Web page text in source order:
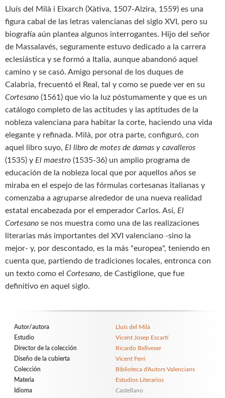
Lluís del Milà i Eixarch (Xàtiva, 1507-Alzira, 1559) es una
figura cabal de las letras valencianas del siglo XVI, pero su
biografía aún plantea algunos interrogantes. Hijo del señor
de Massalavés, seguramente estuvo dedicado a la carrera
eclesiástica y se formó a Italia, aunque abandonó aquel
camino y se casó. Amigo personal de los duques de
Calabria, frecuentó el Real, tal y como se puede ver en su
Cortesano (1561) que vio la luz póstumamente y que es un
catálogo completo de las actitudes y las aptitudes de la
nobleza valenciana para habitar la corte, haciendo una vida
elegante y refinada. Milà, por otra parte, configuró, con
aquel libro suyo, El libro de motes de damas y cavalleros
(1535) y El maestro (1535-36) un amplio programa de
educación de la nobleza local que por aquellos años se
miraba en el espejo de las fórmulas cortesanas italianas y
comenzaba a agruparse alrededor de una nueva realidad
estatal encabezada por el emperador Carlos. Así, El
Cortesano se nos muestra como una de las realizaciones
literarias más importantes del XVI valenciano -sino la
mejor- y, por descontado, es la más "europea", teniendo en
cuenta que, partiendo de tradiciones locales, entronca con
un texto como el Cortesano, de Castiglione, que fue
definitivo en aquel siglo.
Autor/autora
Lluís del Milà
Estudio
Vicent Josep Escartí
Director de la colección
Ricardo Bellveser
Diseño de la cubierta
Vicent Ferri
Colección
Biblioteca d'Autors Valencians
Materia
Estudios Literarios
Idioma
Castellano